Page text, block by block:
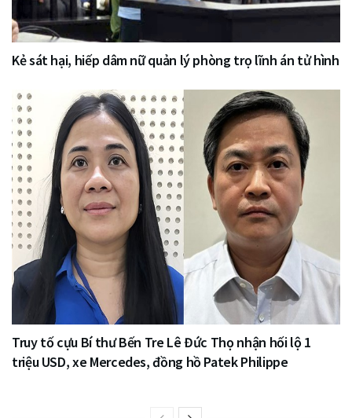
Kẻ sát hại, hiếp dâm nữ quản lý phòng trọ lĩnh án tử hình
Truy tố cựu Bí thư Bến Tre Lê Đức Thọ nhận hối lộ 1
triệu USD, xe Mercedes, đồng hồ Patek Philippe